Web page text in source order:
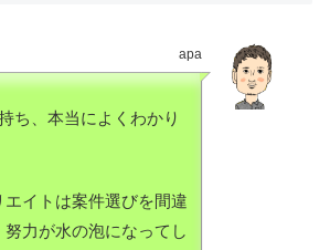
apa
ち、本当によくわかり
イトは案件選びを間違
努力が水の泡になってし